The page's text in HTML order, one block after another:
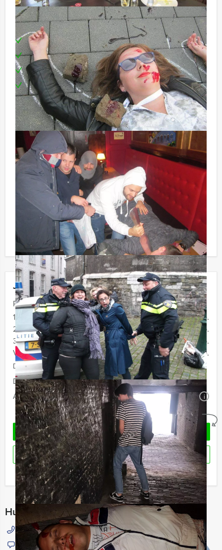
Jouw uitje
Prijs :
12 - 19 personen
€ 29,50 p.p.
20 - 29 personen
€ 27,50 p.p.
30 - 39 personen
€ 24,50 p.p.
Vanaf 40 personen
€ 22,50 p.p.
De prijzen zijn exclusief BTW
Duur:
2 uur en 30 minuten
Aantal:
Minimaal 12 personen i
Geheel vrijblijvend
OFFERTE AANVRAGEN
RESERVEREN
Ik heb een vraag over dit uitje
Hulp nodig bij het kiezen?
015 204 40 00
Chat met Jeroen
Inclusief:
Enthousiaste begeleiding
Spelbenodigdheden
Een welverdiende drankje na afloop
Te boeken op de door jullie gewenste dag en
tijdstip
Tip:
Uiteraard is dit uitje uitstekend te combineren met een
heerlijke lunch vooraf of een uitgebreid diner na
afloop. U kunt dit spel ook combineren met andere
spelprogramma’s. Informeer naar de mogelijkheden!
Reservering voor kleinere groepen:
Komt u niet aan het minimale aantal deelnemers voor
dit arrangement? Als u bereid bent voor het minimale
aantal te betalen, kunt u ook gewoon voor minder
personen boeken!